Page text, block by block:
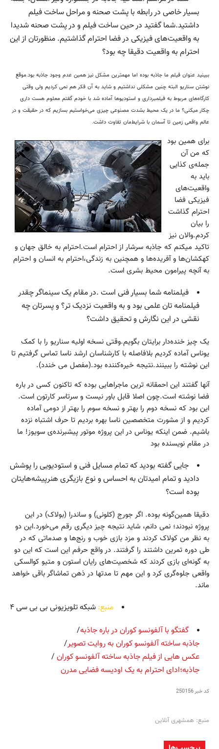
بسیار خاصی در رابطه با پشت صحنه و مراحل ساخت فیلم
داشتید.شما گفتید در حین ساخت فیلم و در پشت صحنه شدیدا
به واقعیت‌های فیزیکی در فضا احترام گذاشتیم. منظورتان از این
احترام به واقعیت دقیقا چه بود؟
ببینید عنوان فیلم ما جاذبه بوده اما مهمترین مشکل نیز همین عدم وجود جاذبه بود.موقع
نوشتن سناریو البته چنین مشکلی نداشتیم و شاید به آن فکر هم نمی کردیم ولی وقتی
کارگاه‌های مربوط به فیلمبرداری و استودیوها آماده شد با خودم گفتم معلوم هست داری
چکار میکنی؟ ما در یک محیط بشدت مصنوعی چیزی می‌خواستیم بسازیم که در حقیقت و در
عالم واقعی زمین تا آسمان با شرایط‌مان تفاوت داشت.
برای همین بود
که من آن
جمله‌ی کذایی
باید به
واقعیت‌های
فیزیکی فضا
احترام گذاشت
را بیان
کردم.والان نیز
تاکید میکنم که جاذبه سرشار از احترام است.احترام به خالق جهان و
کهکشان‌ها و آفریده‌ها و همچنین به زندگی،احترام به انسان و احترام
به آنچه پیرامون محیط بشری است.
فیلمنامه شما بسیار فنی است .در مقام یک سینماگر چقدر
فیلمنامه تان علمی بود و به واقعیت نزدیک تر؟ و پسرتان چه
نقشی در این نگارش و تحقیق داشت؟
یک چیز خنده‌دار برایتان بگویم.وقتی نسخه اولیه سناریو را با کمک
یوناس آماده کردیم بلافاصله با کارشناسان ارشد ناسا تماس گرفتیم تا
این نوشته را ببینند.نتیجه خیره‌کننده بود.(مفصل می خندد).
آنها گفتند این احمقانه ترین ماجراهایی بوده که تاکنون کسی در باره
فضا نوشته است.چون اصلا قابل باور نیست و سرتاسر کارتون است.
این بود که نسخه دوم را بهتر و نسخه سوم را بهتر از دومی آماده
کردیم و از مشورت متخصصین ناسا بهره بردیم تا حرف اشتباه نزده
باشیم. ضمن اینکه یوناس در این پروژه موتور پیشبرنده‌ی سویوز! ما
در مقام نویسنده بود
جایی گفته بودید که تمام مسایل فنی و استودیویی را پوشش
دادید و تمام امیدتان به احساس و نوع بازیگری هنرپیشه‌هایتان
بوده است؟
دقیقا همین‌گونه بوده. اگر جورج (کلونی) و ساندرا (بولاک) در این
پروژه نبودند؛ نمی دانم، شاید نتیجه چیز دیگری رقم می‌خورد.این دو
به نظر من کولاک کردند و مزد بازی خوب و رنج‌ها و صدماتی که در
طی دوره تمرین داشتند را گرفتند. در واقع حرفم این است که این دو
به گونه‌ای بازی کردند که شخصیت‌های رایان استون و متیو کوالسکی
واقعی جلوه‌گری کرد و این مهم تا مدتها در ذهن تماشاگر باقی خواهد
ماند.
منبع: شبکه تلویزیونی بی بی سی ۴
گفتگو با آلفونسو کوران در باره جاذبه/
جاذبه ساخته آلفونسو کوران به روایت تصویر/
عکس هایی از فیلم جاذبه ساخته آلفونسو کوران /
جاذبه؛ادای احترام به یک اودیسه فضایی مدرن
کد خبر250156
منبع: همشهری آنلاین